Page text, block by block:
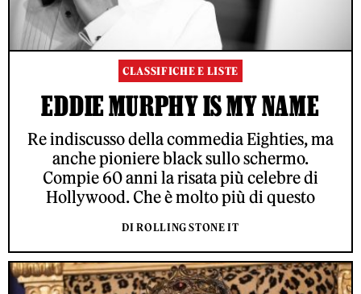
CLASSIFICHE E LISTE
EDDIE MURPHY IS MY NAME
Re indiscusso della commedia Eighties, ma
anche pioniere black sullo schermo.
Compie 60 anni la risata più celebre di
Hollywood. Che è molto più di questo
DI ROLLING STONE IT